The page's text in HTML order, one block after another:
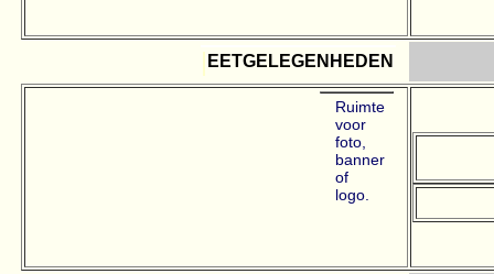
EETGELEGENHEDEN
Ruimte
voor
foto,
banner
of
logo.